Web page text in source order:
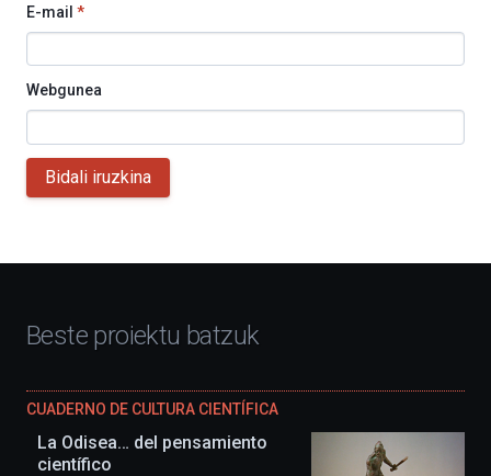
E-mail *
Webgunea
Bidali iruzkina
Beste proiektu batzuk
CUADERNO DE CULTURA CIENTÍFICA
La Odisea… del pensamiento
científico